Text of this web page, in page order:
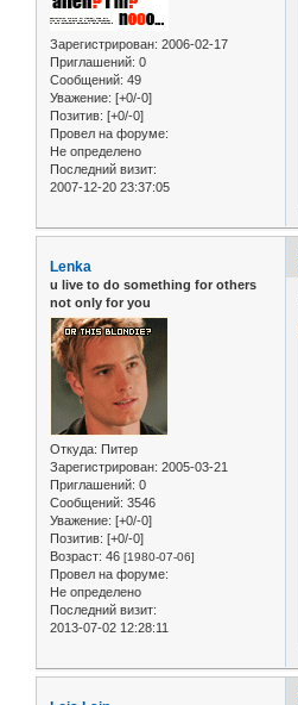
Зарегистрирован: 2006-02-17
Приглашений: 0
Сообщений: 49
Уважение: [+0/-0]
Позитив: [+0/-0]
Провел на форуме:
Не определено
Последний визит:
2007-12-20 23:37:05
Lenka
u live to do something for others
not only for you
Откуда: Питер
Зарегистрирован: 2005-03-21
Приглашений: 0
Сообщений: 3546
Уважение: [+0/-0]
Позитив: [+0/-0]
Возраст: 46 [1980-07-06]
Провел на форуме:
Не определено
Последний визит:
2013-07-02 12:28:11